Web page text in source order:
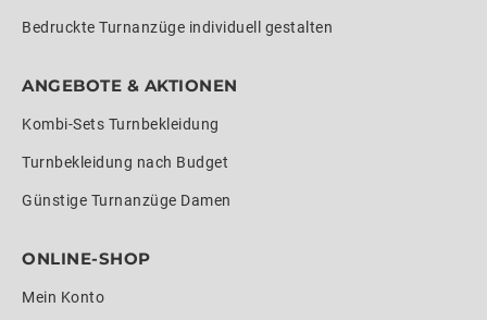
Bedruckte Turnanzüge individuell gestalten
ANGEBOTE & AKTIONEN
Kombi-Sets Turnbekleidung
Turnbekleidung nach Budget
Günstige Turnanzüge Damen
ONLINE-SHOP
Mein Konto